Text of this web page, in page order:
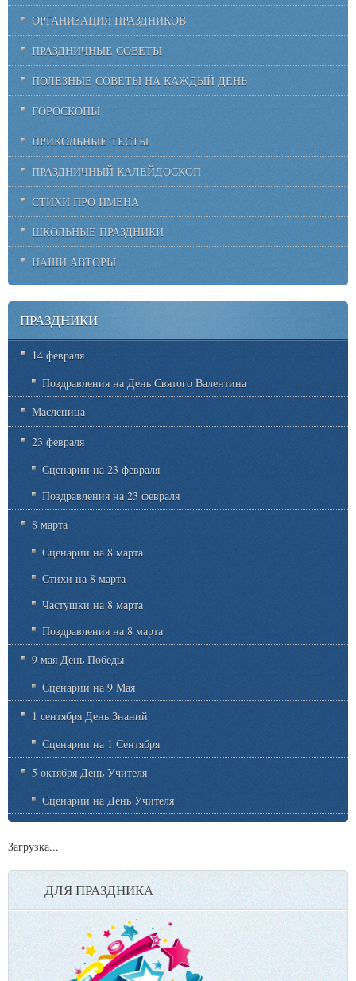
ОРГАНИЗАЦИЯ ПРАЗДНИКОВ
ПРАЗДНИЧНЫЕ СОВЕТЫ
ПОЛЕЗНЫЕ СОВЕТЫ НА КАЖДЫЙ ДЕНЬ
ГОРОСКОПЫ
ПРИКОЛЬНЫЕ ТЕСТЫ
ПРАЗДНИЧНЫЙ КАЛЕЙДОСКОП
СТИХИ ПРО ИМЕНА
ШКОЛЬНЫЕ ПРАЗДНИКИ
НАШИ АВТОРЫ
ПРАЗДНИКИ
14 февраля
Поздравления на День Святого Валентина
Масленица
23 февраля
Сценарии на 23 февраля
Поздравления на 23 февраля
8 марта
Сценарии на 8 марта
Стихи на 8 марта
Частушки на 8 марта
Поздравления на 8 марта
9 мая День Победы
Сценарии на 9 Мая
1 сентября День Знаний
Сценарии на 1 Сентября
5 октября День Учителя
Сценарии на День Учителя
Загрузка...
ДЛЯ ПРАЗДНИКА